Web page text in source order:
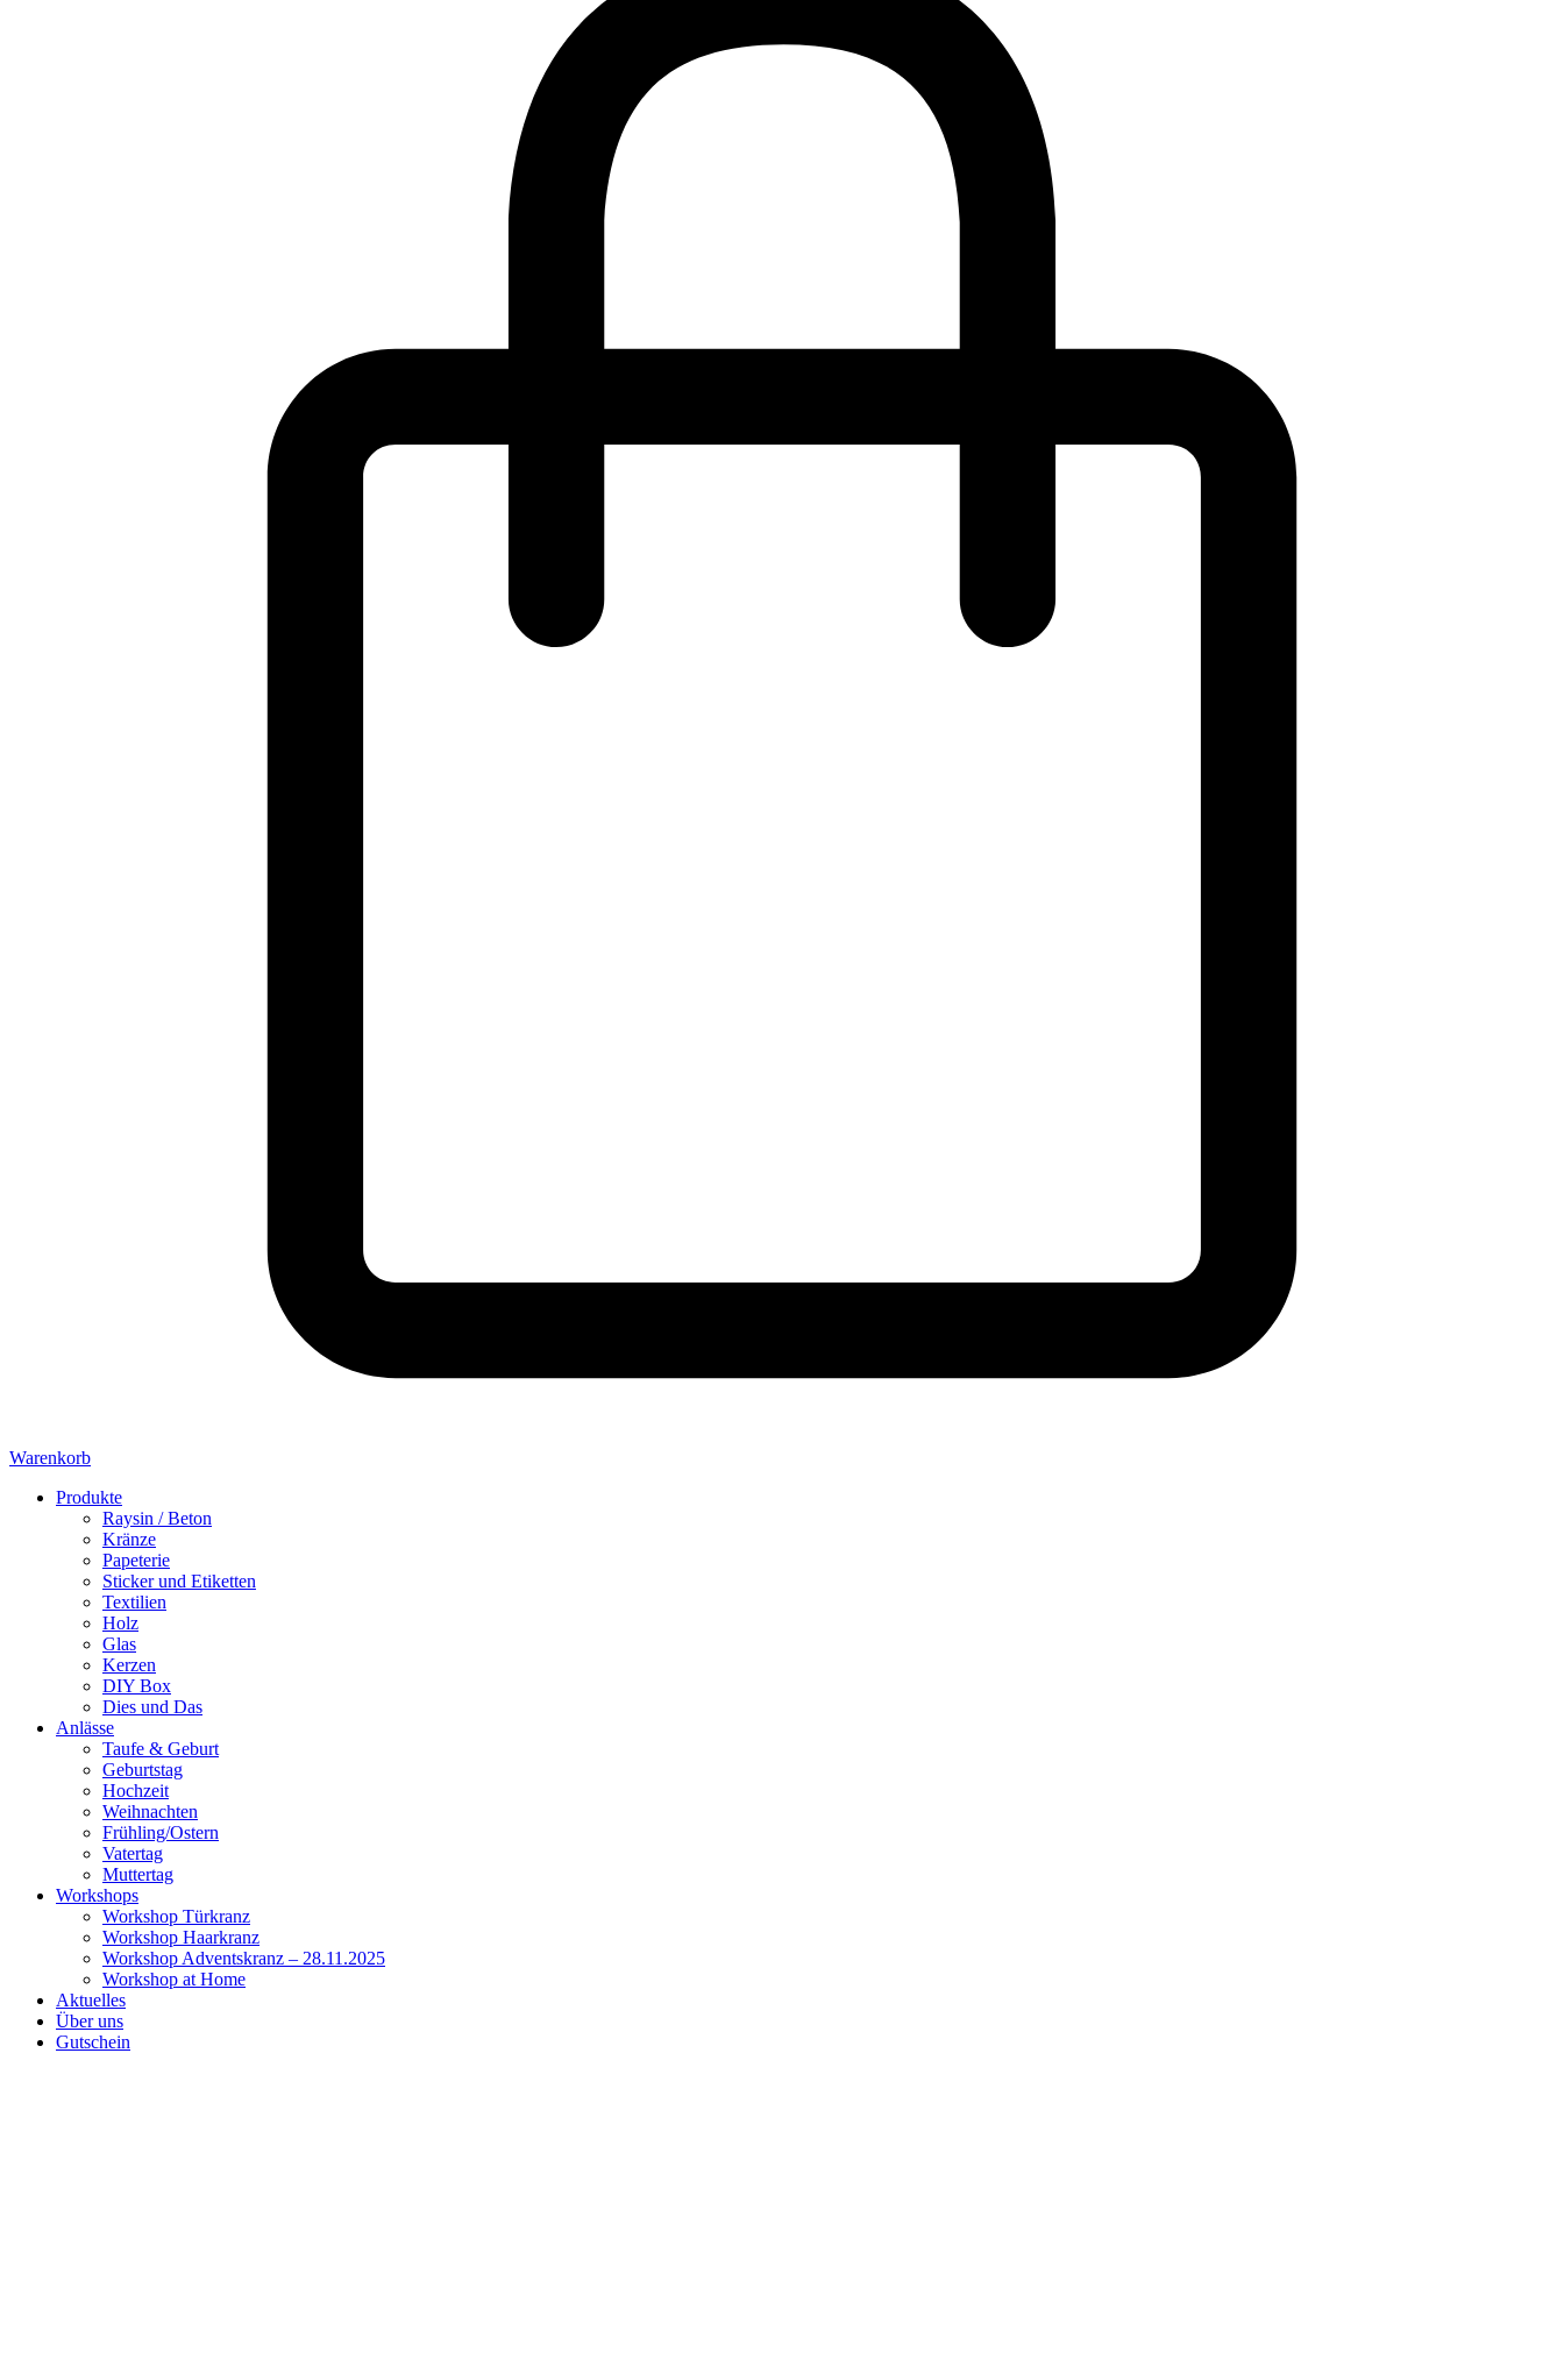
Warenkorb
Produkte
Raysin / Beton
Kränze
Papeterie
Sticker und Etiketten
Textilien
Holz
Glas
Kerzen
DIY Box
Dies und Das
Anlässe
Taufe & Geburt
Geburtstag
Hochzeit
Weihnachten
Frühling/Ostern
Vatertag
Muttertag
Workshops
Workshop Türkranz
Workshop Haarkranz
Workshop Adventskranz – 28.11.2025
Workshop at Home
Aktuelles
Über uns
Gutschein